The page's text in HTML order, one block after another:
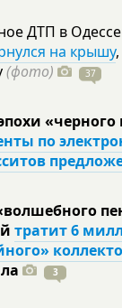
ДТП в
на крышу
(фото) 37
по
тратит 6
3